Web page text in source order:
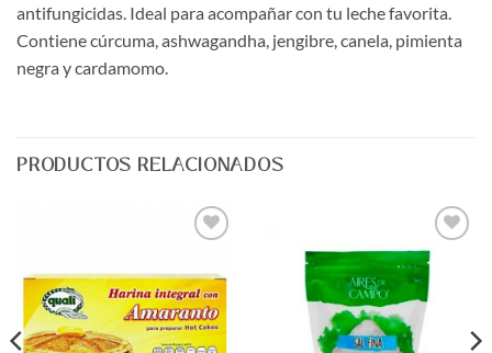
antifungicidas. Ideal para acompañar con tu leche favorita.
Contiene cúrcuma, ashwagandha, jengibre, canela, pimienta
negra y cardamomo.
PRODUCTOS RELACIONADOS
a Lista
de
Deseos
Agregar
a Lista
Deseos